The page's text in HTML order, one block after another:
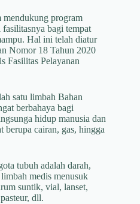
mendukung program
bagi tempat
Hal ini telah diatur
Nomor 18 Tahun 2020
Fasilitas Pelayanan
satu limbah Bahan
berbahaya bagi
hidup manusia dan
cairan, gas, hingga
tubuh adalah darah,
medis menusuk
suntik, vial, lanset,
dll.